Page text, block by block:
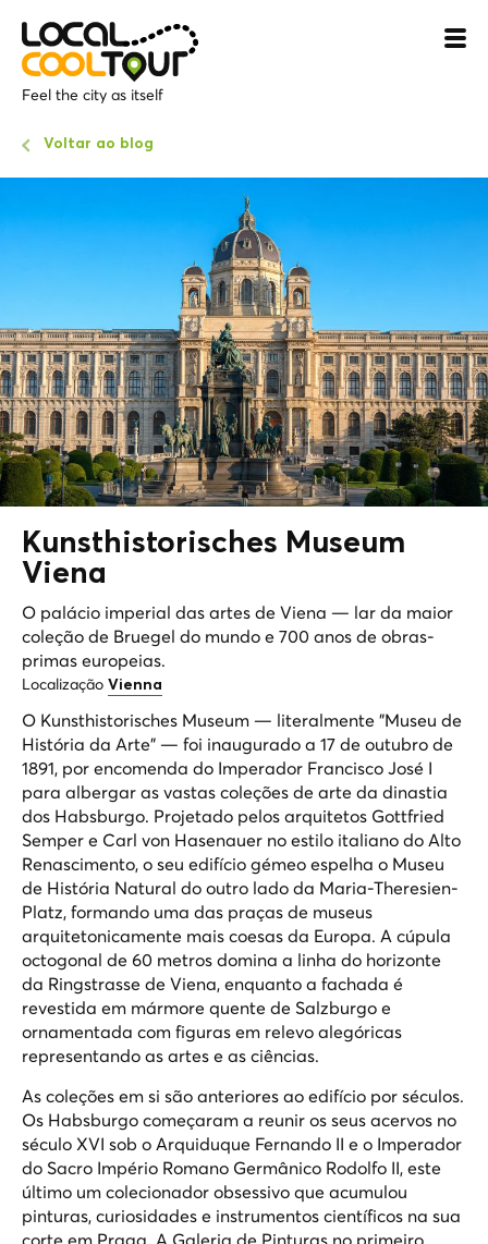
Feel the city as itself
Voltar ao blog
Kunsthistorisches Museum
Viena
O palácio imperial das artes de Viena — lar da maior
coleção de Bruegel do mundo e 700 anos de obras-
primas europeias.
Localização Vienna
O Kunsthistorisches Museum — literalmente "Museu de
História da Arte" — foi inaugurado a 17 de outubro de
1891, por encomenda do Imperador Francisco José I
para albergar as vastas coleções de arte da dinastia
dos Habsburgo. Projetado pelos arquitetos Gottfried
Semper e Carl von Hasenauer no estilo italiano do Alto
Renascimento, o seu edifício gémeo espelha o Museu
de História Natural do outro lado da Maria-Theresien-
Platz, formando uma das praças de museus
arquitetonicamente mais coesas da Europa. A cúpula
octogonal de 60 metros domina a linha do horizonte
da Ringstrasse de Viena, enquanto a fachada é
revestida em mármore quente de Salzburgo e
ornamentada com figuras em relevo alegóricas
representando as artes e as ciências.
As coleções em si são anteriores ao edifício por séculos.
Os Habsburgo começaram a reunir os seus acervos no
século XVI sob o Arquiduque Fernando II e o Imperador
do Sacro Império Romano Germânico Rodolfo II, este
último um colecionador obsessivo que acumulou
pinturas, curiosidades e instrumentos científicos na sua
corte em Praga. A Galeria de Pinturas no primeiro